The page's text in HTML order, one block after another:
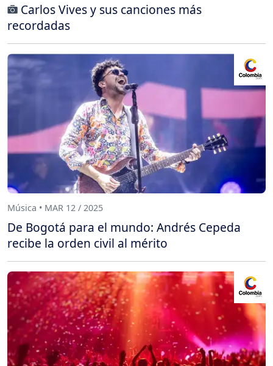
Carlos Vives y sus canciones más
recordadas
Música • MAR 12 / 2025
De Bogotá para el mundo: Andrés Cepeda
recibe la orden civil al mérito